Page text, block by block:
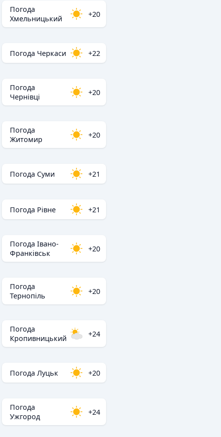
Погода
Хмельницький
+20
Погода Черкаси +22
Погода
Чернівці
+20
Погода
Житомир
+20
Погода Суми +21
Погода Рівне +21
Погода Івано-
Франківськ
+20
Погода
Тернопіль
+20
Погода
Кропивницький
+24
Погода Луцьк +20
Погода
Ужгород
+24